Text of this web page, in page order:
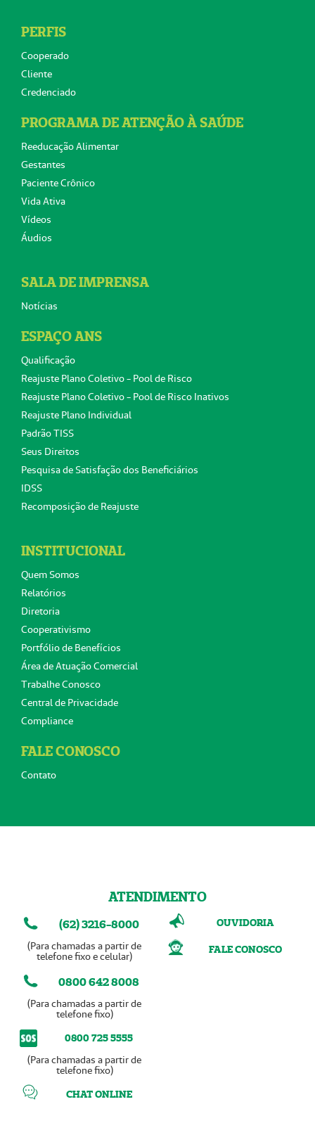
PERFIS
Cooperado
Cliente
Credenciado
PROGRAMA DE ATENÇÃO À SAÚDE
Reeducação Alimentar
Gestantes
Paciente Crônico
Vida Ativa
Vídeos
Áudios
SALA DE IMPRENSA
Notícias
ESPAÇO ANS
Qualificação
Reajuste Plano Coletivo - Pool de Risco
Reajuste Plano Coletivo - Pool de Risco Inativos
Reajuste Plano Individual
Padrão TISS
Seus Direitos
Pesquisa de Satisfação dos Beneficiários
IDSS
Recomposição de Reajuste
INSTITUCIONAL
Quem Somos
Relatórios
Diretoria
Cooperativismo
Portfólio de Benefícios
Área de Atuação Comercial
Trabalhe Conosco
Central de Privacidade
Compliance
FALE CONOSCO
Contato
ATENDIMENTO
(62) 3216-8000
(Para chamadas a partir de
telefone fixo e celular)
0800 642 8008
(Para chamadas a partir de
telefone fixo)
0800 725 5555
(Para chamadas a partir de
telefone fixo)
CHAT ONLINE
OUVIDORIA
FALE CONOSCO